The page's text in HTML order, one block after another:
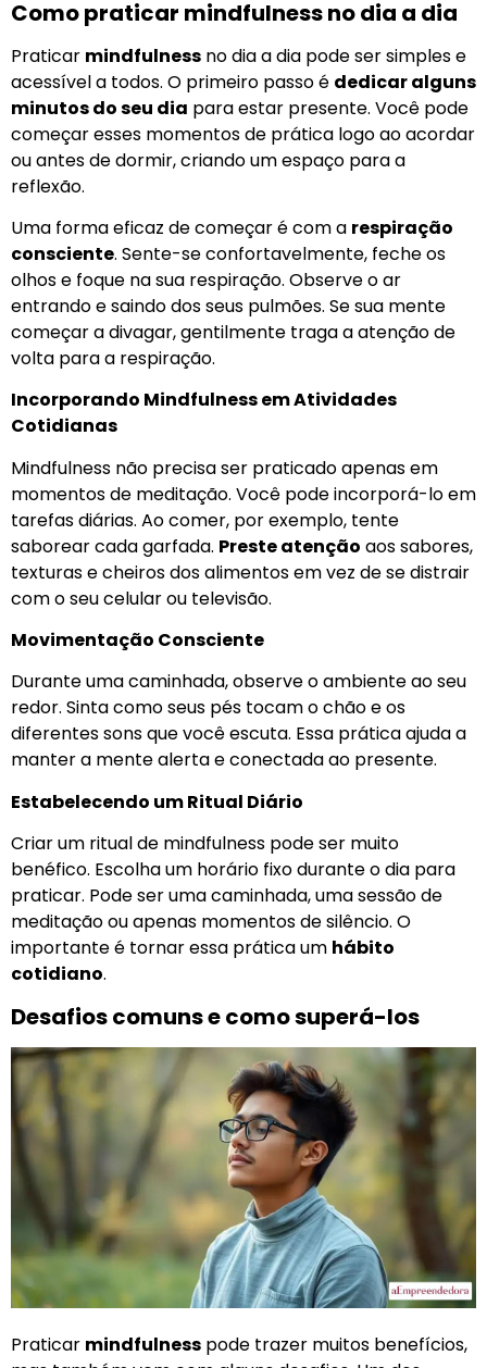
Como praticar mindfulness no dia a dia
Praticar mindfulness no dia a dia pode ser simples e
acessível a todos. O primeiro passo é dedicar alguns
minutos do seu dia para estar presente. Você pode
começar esses momentos de prática logo ao acordar
ou antes de dormir, criando um espaço para a
reflexão.
Uma forma eficaz de começar é com a respiração
consciente. Sente-se confortavelmente, feche os
olhos e foque na sua respiração. Observe o ar
entrando e saindo dos seus pulmões. Se sua mente
começar a divagar, gentilmente traga a atenção de
volta para a respiração.
Incorporando Mindfulness em Atividades
Cotidianas
Mindfulness não precisa ser praticado apenas em
momentos de meditação. Você pode incorporá-lo em
tarefas diárias. Ao comer, por exemplo, tente
saborear cada garfada. Preste atenção aos sabores,
texturas e cheiros dos alimentos em vez de se distrair
com o seu celular ou televisão.
Movimentação Consciente
Durante uma caminhada, observe o ambiente ao seu
redor. Sinta como seus pés tocam o chão e os
diferentes sons que você escuta. Essa prática ajuda a
manter a mente alerta e conectada ao presente.
Estabelecendo um Ritual Diário
Criar um ritual de mindfulness pode ser muito
benéfico. Escolha um horário fixo durante o dia para
praticar. Pode ser uma caminhada, uma sessão de
meditação ou apenas momentos de silêncio. O
importante é tornar essa prática um hábito
cotidiano.
Desafios comuns e como superá-los
Praticar mindfulness pode trazer muitos benefícios,